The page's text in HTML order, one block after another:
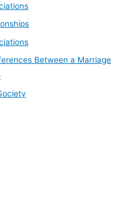
Between a Marriage